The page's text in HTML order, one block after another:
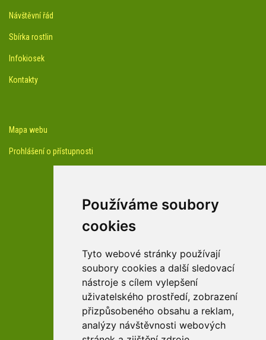
Používáme soubory
cookies
Tyto webové stránky používají
soubory cookies a další sledovací
nástroje s cílem vylepšení
uživatelského prostředí, zobrazení
přizpůsobeného obsahu a reklam,
analýzy návštěvnosti webových
Návštěvní řád
Sbírka rostlin
Infokiosek
Kontakty
Mapa webu
Prohlášení o přístupnosti
Youtube kanál arboreta